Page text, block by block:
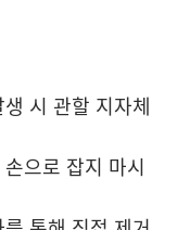
시 관할 지자체
으로 잡지 마시